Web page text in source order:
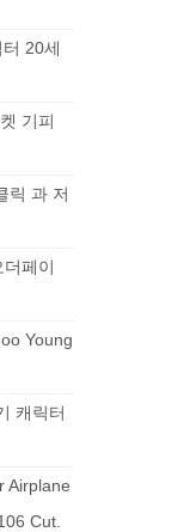
20세
기피
릭 과 저
페이
Young
캐릭터
Airplane
Cut.